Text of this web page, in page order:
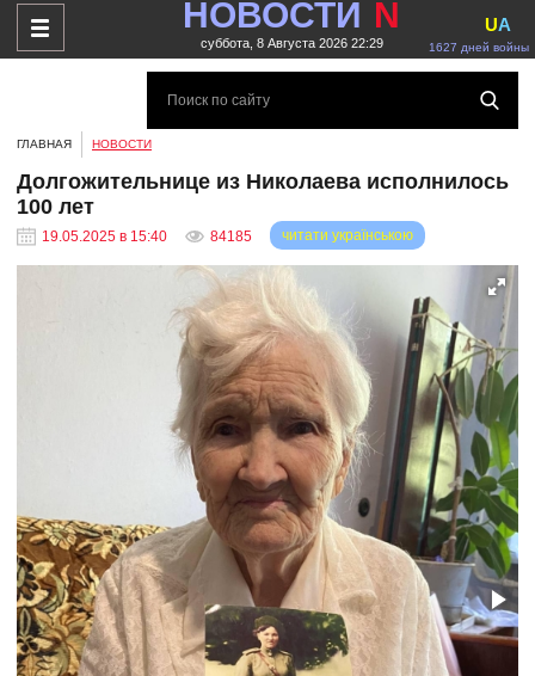
НОВОСТИ N
суббота, 8 Августа 2026 22:29 1627 дней войны
UA
ГЛАВНАЯ НОВОСТИ
Долгожительнице из Николаева исполнилось
100 лет
19.05.2025 в 15:40 84185 читати українською